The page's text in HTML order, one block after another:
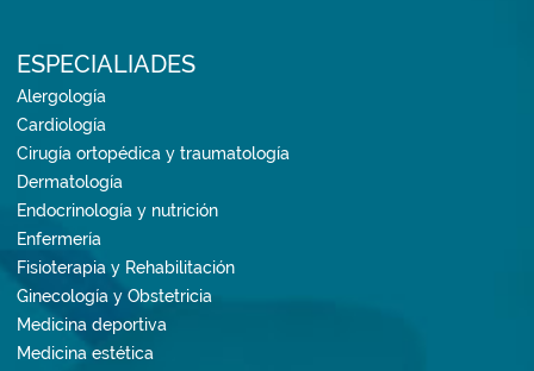
ESPECIALIADES
Alergología
Cardiología
Cirugía ortopédica y traumatología
Dermatología
Endocrinología y nutrición
Enfermería
Fisioterapia y Rehabilitación
Ginecología y Obstetricia
Medicina deportiva
Medicina estética